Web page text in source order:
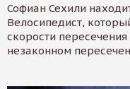
Софиан Сехили
Велосипедист,
скорости
незаконном